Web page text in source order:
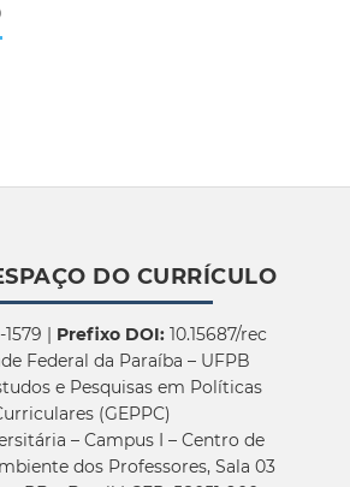
DO CURRÍCULO
| Prefixo DOI:10.15687/rec
Federal da Paraíba – UFPB
e Pesquisas em Políticas
(GEPPC)
– Campus I – Centro de
dos Professores, Sala 03